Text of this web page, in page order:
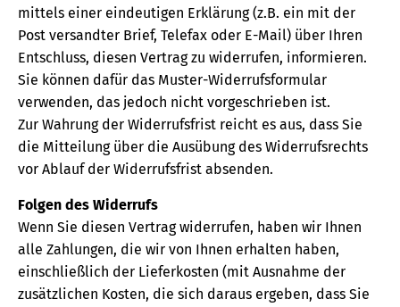
mittels einer eindeutigen Erklärung (z.B. ein mit der
Post versandter Brief, Telefax oder E-Mail) über Ihren
Entschluss, diesen Vertrag zu widerrufen, informieren.
Sie können dafür das Muster-Widerrufsformular
verwenden, das jedoch nicht vorgeschrieben ist.
Zur Wahrung der Widerrufsfrist reicht es aus, dass Sie
die Mitteilung über die Ausübung des Widerrufsrechts
vor Ablauf der Widerrufsfrist absenden.
Folgen des Widerrufs
Wenn Sie diesen Vertrag widerrufen, haben wir Ihnen
alle Zahlungen, die wir von Ihnen erhalten haben,
einschließlich der Lieferkosten (mit Ausnahme der
zusätzlichen Kosten, die sich daraus ergeben, dass Sie